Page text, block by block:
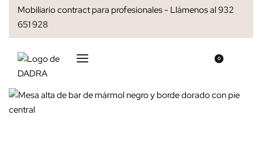
Mobiliario contract para profesionales - Llámenos al 932
651 928
0